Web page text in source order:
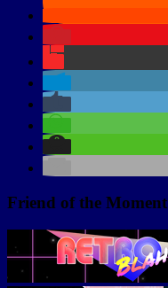
Friend of the Moment